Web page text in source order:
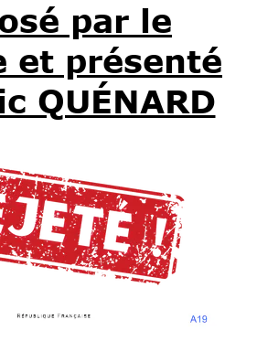
par le
et présenté
QUÉNARD